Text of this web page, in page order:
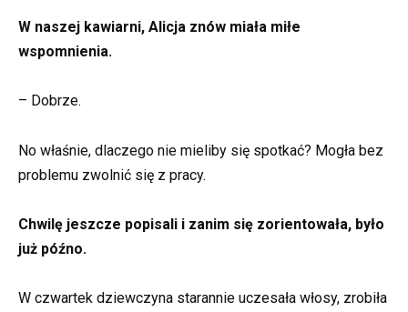
W naszej kawiarni, Alicja znów miała miłe
wspomnienia.
– Dobrze.
No właśnie, dlaczego nie mieliby się spotkać? Mogła bez
problemu zwolnić się z pracy.
Chwilę jeszcze popisali i zanim się zorientowała, było
już późno.
W czwartek dziewczyna starannie uczesała włosy, zrobiła